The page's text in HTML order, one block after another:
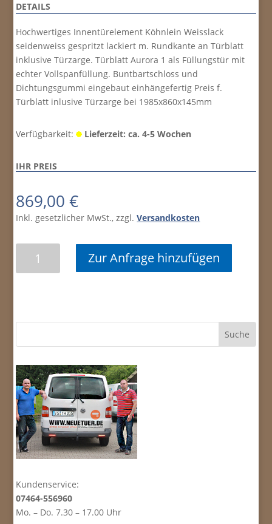
DETAILS
Hochwertiges Innentürelement Köhnlein Weisslack
seidenweiss gespritzt lackiert m. Rundkante an Türblatt
inklusive Türzarge. Türblatt Aurora 1 als Füllungstür mit
echter Vollspanfüllung. Buntbartschloss und
Dichtungsgummi eingebaut einhängefertig Preis f.
Türblatt inlusive Türzarge bei 1985x860x145mm
Verfügbarkeit: Lieferzeit: ca. 4-5 Wochen
IHR PREIS
869,00€
Inkl. gesetzlicher MwSt., zzgl.Versandkosten
Standard
Zur Anfrage hinzufügen
Kundenservice:
07464-556960
Mo. – Do. 7.30 – 17.00 Uhr